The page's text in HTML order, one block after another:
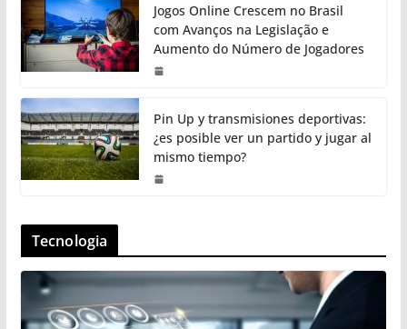
Jogos Online Crescem no Brasil
com Avanços na Legislação e
Aumento do Número de Jogadores
Pin Up y transmisiones deportivas:
¿es posible ver un partido y jugar al
mismo tiempo?
Tecnologia